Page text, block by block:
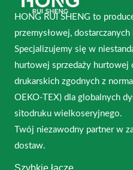
HONG RUI SHENG to
przemysłowej,
Specjalizujemy się w
hurtowej sprzedaży hurtowej
drukarskich zgodnych z
OEKO-TEX) dla globalnych
sitodruku wielkoseryjnego.
Twój niezawodny partner w
dostaw.
Szybkie łącze